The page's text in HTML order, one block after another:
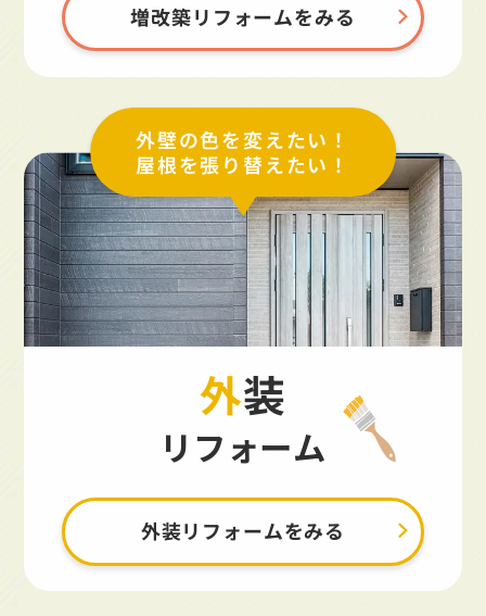
増改築リフォームをみる
外壁の色を変えたい！
屋根を張り替えたい！
外装
リフォーム
外装リフォームをみる